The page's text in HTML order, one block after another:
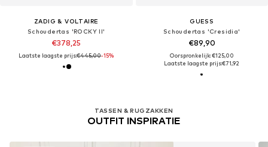
ZADIG & VOLTAIRE
Schoudertas 'ROCKY II'
€378,25
Laatste laagste prijs:€445,00-15%
GUESS
Schoudertas 'Cresidia'
€89,90
Oorspronkelijk: €125,00
Laatste laagste prijs:€71,92
TASSEN & RUGZAKKEN
OUTFIT INSPIRATIE